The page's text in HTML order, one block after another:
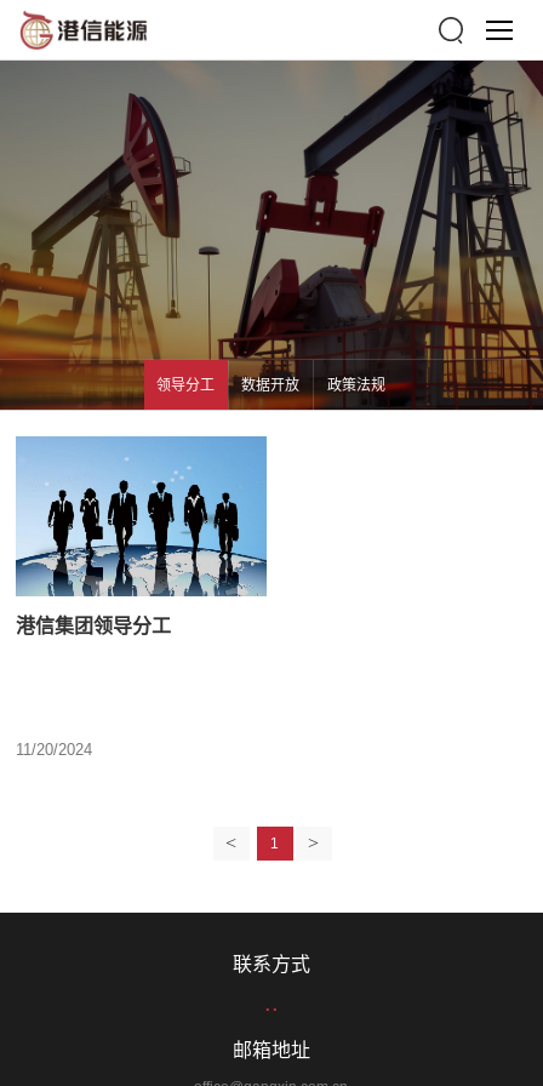
领导分工 数据开放 政策法规
港信集团领导分工
11/20/2024
< 1 >
联系方式
..
邮箱地址